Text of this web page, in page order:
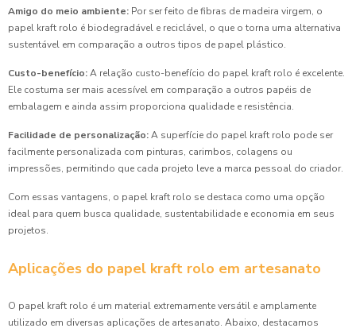
Amigo do meio ambiente: Por ser feito de fibras de madeira virgem, o
papel kraft rolo é biodegradável e reciclável, o que o torna uma alternativa
sustentável em comparação a outros tipos de papel plástico.
Custo-benefício:A relação custo-benefício do papel kraft rolo é excelente.
Ele costuma ser mais acessível em comparação a outros papéis de
embalagem e ainda assim proporciona qualidade e resistência.
Facilidade de personalização:A superfície do papel kraft rolo pode ser
facilmente personalizada com pinturas, carimbos, colagens ou
impressões, permitindo que cada projeto leve a marca pessoal do criador.
Com essas vantagens, o papel kraft rolo se destaca como uma opção
ideal para quem busca qualidade, sustentabilidade e economia em seus
projetos.
Aplicações do papel kraft rolo em artesanato
O papel kraft rolo é um material extremamente versátil e amplamente
utilizado em diversas aplicações de artesanato. Abaixo, destacamos